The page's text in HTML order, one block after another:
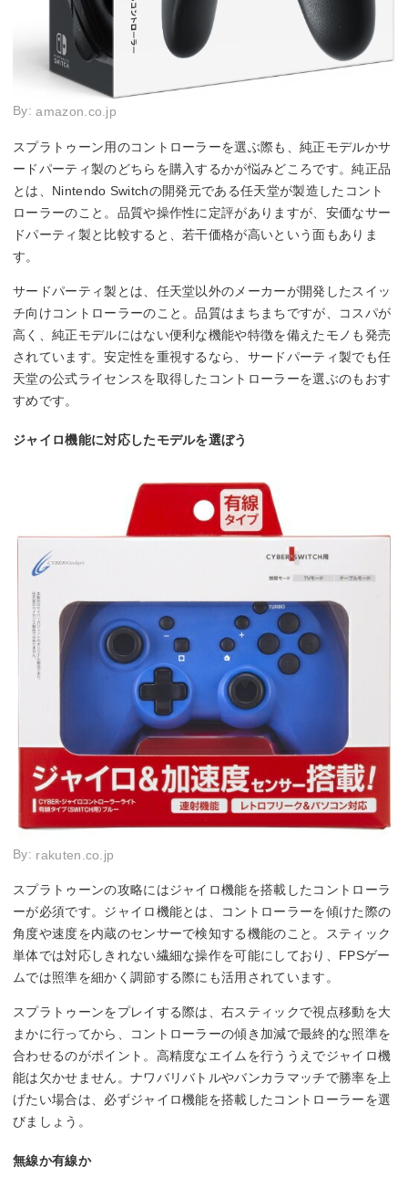
By:amazon.co.jp
スプラトゥーン用のコントローラーを選ぶ際も、純正モデルかサ
ードパーティ製のどちらを購入するかが悩みどころです。純正品
とは、Nintendo Switchの開発元である任天堂が製造したコント
ローラーのこと。品質や操作性に定評がありますが、安価なサー
ドパーティ製と比較すると、若干価格が高いという面もありま
す。
サードパーティ製とは、任天堂以外のメーカーが開発したスイッ
チ向けコントローラーのこと。品質はまちまちですが、コスパが
高く、純正モデルにはない便利な機能や特徴を備えたモノも発売
されています。安定性を重視するなら、サードパーティ製でも任
天堂の公式ライセンスを取得したコントローラーを選ぶのもおす
すめです。
ジャイロ機能に対応したモデルを選ぼう
By: rakuten.co.jp
スプラトゥーンの攻略にはジャイロ機能を搭載したコントローラ
ーが必須です。ジャイロ機能とは、コントローラーを傾けた際の
角度や速度を内蔵のセンサーで検知する機能のこと。スティック
単体では対応しきれない繊細な操作を可能にしており、FPSゲー
ムでは照準を細かく調節する際にも活用されています。
スプラトゥーンをプレイする際は、右スティックで視点移動を大
まかに行ってから、コントローラーの傾き加減で最終的な照準を
合わせるのがポイント。高精度なエイムを行ううえでジャイロ機
能は欠かせません。ナワバリバトルやバンカラマッチで勝率を上
げたい場合は、必ずジャイロ機能を搭載したコントローラーを選
びましょう。
無線か有線か